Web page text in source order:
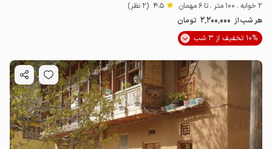
2 خوابه . 100 متر . تا 6 مهمان 4.5 (2 نظر)
هر شب از 2٬200٬000 تومان
10% تخفیف از 3 شب